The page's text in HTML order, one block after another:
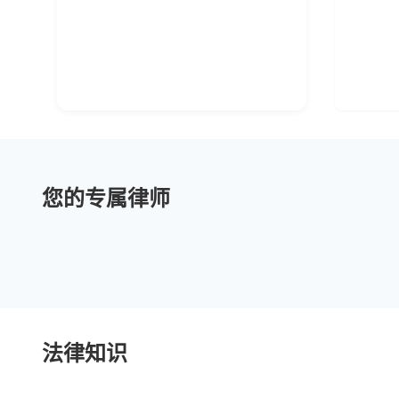
您的专属律师
擅长:股权架构与公司治理,企业合
法律知识